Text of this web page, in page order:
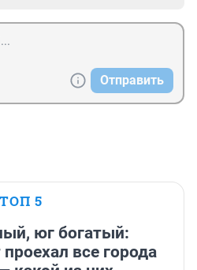
Отправить
ТОП 5
юг богатый:
все города